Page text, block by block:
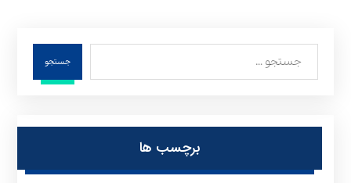
جستجو
برچسب ها